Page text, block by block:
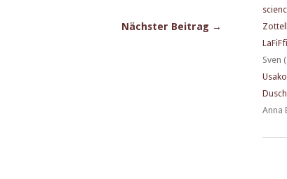
Nächster Beitrag →
Sven
Anna